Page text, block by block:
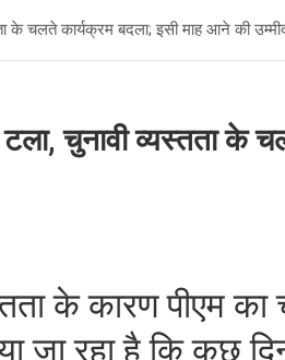
के चलते कार्यक्रम बदला; इसी माह आने की
टला, चुनावी व्यस्तता के
के कारण पीएम
जा रहा है कि कुछ